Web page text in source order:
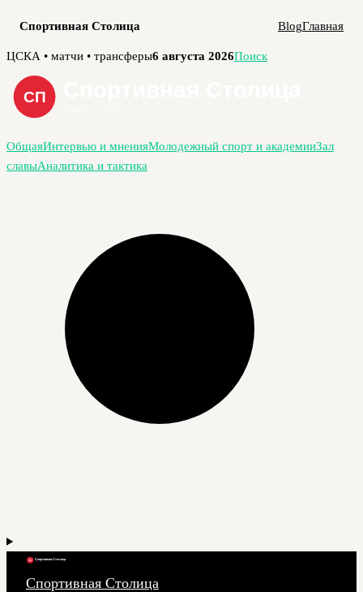
Спортивная Столица BlogГлавная
Перейти
содержимому
ЦСКА • матчи • трансферы6 августа 2026Поиск
ОбщаяИнтервью и мненияМолодежный спорт и академииЗал
славыАналитика и тактика
Спортивная Столица